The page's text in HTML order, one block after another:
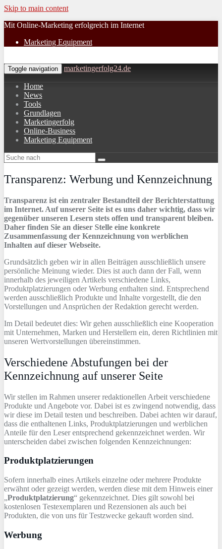
Skip to main content
Mit Online-Marketing erfolgreich im Internet
Marketing Equipment
Toggle navigation marketingerfolg24.de
Home
News
Tools
Grundlagen
Marketingerfolg
Online-Business
Marketing Equipment
Transparenz: Werbung und Kennzeichnung
Transparenz ist ein zentraler Bestandteil der Berichterstattung
im Internet. Auf unserer Seite ist es uns daher wichtig, dass wir
gegenüber unseren Lesern stets offen und transparent bleiben.
Daher finden Sie an dieser Stelle eine konkrete
Zusammenfassung der Kennzeichnung von werblichen
Inhalten auf dieser Webseite.
Grundsätzlich geben wir in allen Beiträgen ausschließlich unsere
persönliche Meinung wieder. Dies ist auch dann der Fall, wenn
innerhalb des jeweiligen Artikels verschiedene Links,
Produktplatzierungen oder Werbung enthalten sind. Entsprechend
werden ausschließlich Produkte und Inhalte vorgestellt, die den
Vorstellungen und Ansprüchen der Redaktion gerecht werden.
Im Detail bedeutet dies: Wir gehen ausschließlich eine Kooperation
mit Unternehmen, Marken und Herstellern ein, deren Richtlinien mit
unseren Wertvorstellungen übereinstimmen.
Verschiedene Abstufungen bei der
Kennzeichnung auf unserer Seite
Wir stellen im Rahmen unserer redaktionellen Arbeit verschiedene
Produkte und Angebote vor. Dabei ist es zwingend notwendig, dass
wir diese im Detail testen und beschreiben. Dabei achten wir darauf,
dass die enthaltenen Links, Produktplatzierungen und werblichen
Anteile für den Leser entsprechend gekennzeichnet werden. Wir
unterscheiden dabei zwischen folgenden Kennzeichnungen:
Produktplatzierungen
Sofern innerhalb eines Artikels einzelne oder mehrere Produkte
erwähnt oder gezeigt werden, werden diese mit dem Hinweis einer
„Produktplatzierung“ gekennzeichnet. Dies gilt sowohl bei
kostenlosen Testexemplaren und Rezensionen als auch bei
Produkten, die von uns für Testzwecke gekauft worden sind.
Werbung